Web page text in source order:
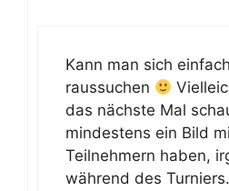
Kann man sich
raussuchen
das nächste Mal
mindestens ein Bild
Teilnehmern haben,
während des